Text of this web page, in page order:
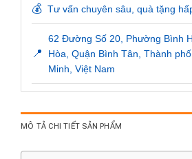
💰 Tư vấn chuyên sâu, quà tặng
📍
62 Đường Số 20, Phường Bình
Hòa, Quận Bình Tân, Thành
Minh, Việt Nam
MÔ TẢ CHI TIẾT SẢN PHẨM